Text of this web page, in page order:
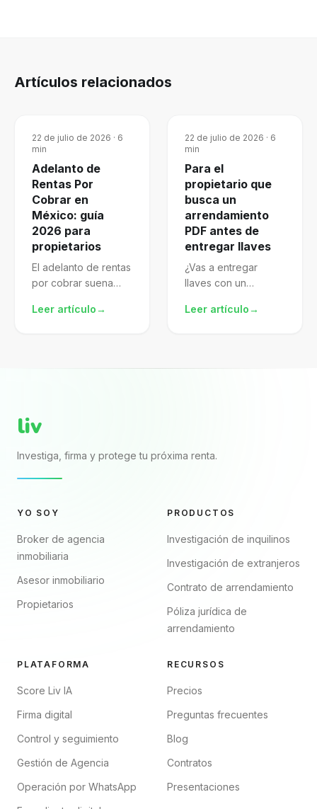
Artículos relacionados
22 de julio de 2026 · 6
min
Adelanto de
Rentas Por
Cobrar en
México: guía
2026 para
propietarios
El adelanto de rentas
por cobrar suena
gestionado te
Leer artículo→
22 de julio de 2026 · 6
min
Para el
propietario que
busca un
arrendamiento
PDF antes de
entregar llaves
¿Vas a entregar
llaves con un
descargado de
Leer artículo→
liv
Investiga, firma y protege tu próxima renta.
YO SOY
Broker de agencia
inmobiliaria
Asesor inmobiliario
Propietarios
PRODUCTOS
Investigación de inquilinos
Investigación de extranjeros
Contrato de arrendamiento
Póliza jurídica de
arrendamiento
PLATAFORMA
Score Liv IA
Firma digital
Control y seguimiento
Gestión de Agencia
Operación por WhatsApp
RECURSOS
Precios
Preguntas frecuentes
Blog
Contratos
Presentaciones